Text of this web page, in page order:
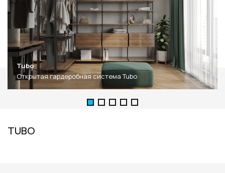
TUBO
Tubo
Открытая гардеробная система Tubo